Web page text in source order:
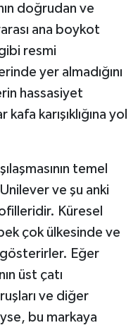
doğrudan ve
ana boykot
resmi
yer almadığını
hassasiyet
karışıklığına yol
temel
ve şu anki
Küresel
çok ülkesinde ve
Eğer
üst çatı
ve diğer
bu markaya